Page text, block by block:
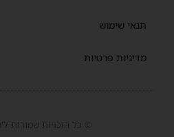
תנאי שימוש
מדיניות פרטיות
© כל הזכויות שמורות